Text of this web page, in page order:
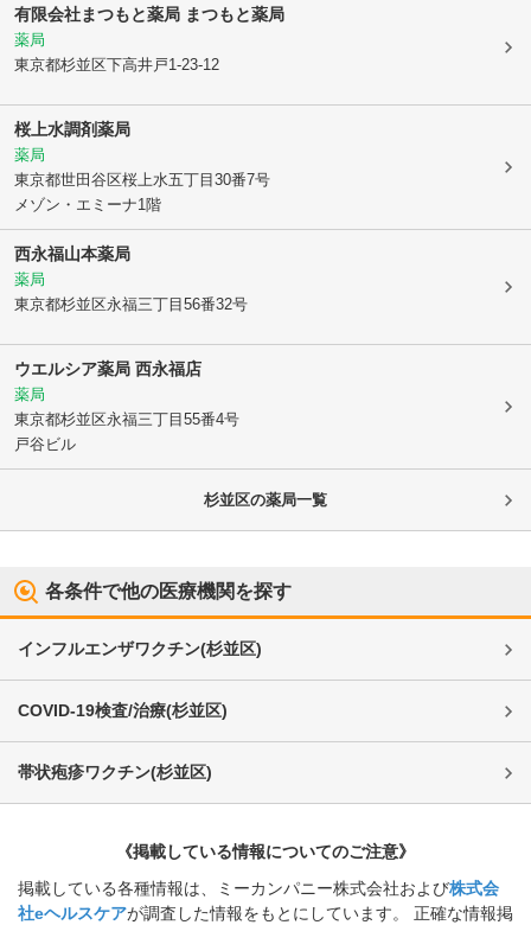
有限会社まつもと薬局 まつもと薬局
薬局
東京都杉並区下高井戸1-23-12
桜上水調剤薬局
薬局
東京都世田谷区桜上水五丁目30番7号
メゾン・エミーナ1階
西永福山本薬局
薬局
東京都杉並区永福三丁目56番32号
ウエルシア薬局 西永福店
薬局
東京都杉並区永福三丁目55番4号
戸谷ビル
杉並区の薬局一覧
各条件で他の医療機関を探す
インフルエンザワクチン(杉並区)
COVID-19検査/治療(杉並区)
帯状疱疹ワクチン(杉並区)
《掲載している情報についてのご注意》
掲載している各種情報は、ミーカンパニー株式会社および株式会
社eヘルスケアが調査した情報をもとにしています。 正確な情報掲